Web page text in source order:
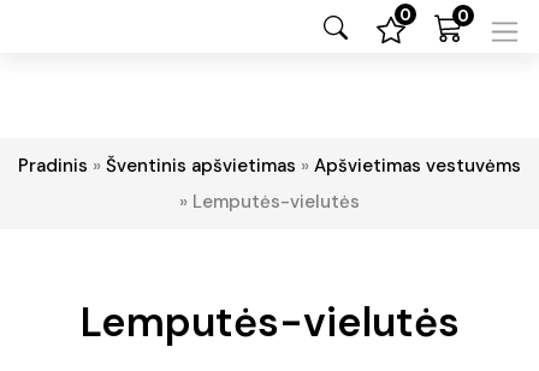
0 0
Pradinis » Šventinis apšvietimas » Apšvietimas vestuvėms
» Lemputės-vielutės
Lemputės-vielutės